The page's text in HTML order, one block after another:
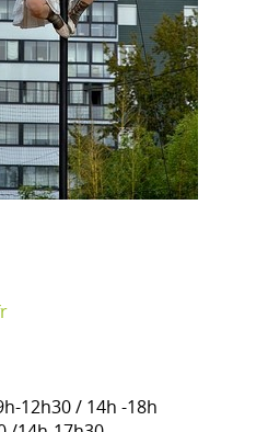
12h30 / 14h -18h